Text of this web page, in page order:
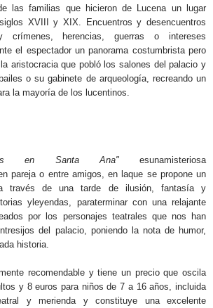
las familias que hicieron de Lucena un lugar
XVIII y XIX. Encuentros y desencuentros
crímenes, herencias, guerras o intereses
el espectador un panorama costumbrista pero
aristocracia que pobló los salones del palacio y
o su gabinete de arqueología, recreando un
la mayoría de los lucentinos.
en Santa Ana" esunamisteriosa
pareja o entre amigos, en laque se propone un
través de una tarde de ilusión, fantasía y
yleyendas, paraterminar con una relajante
por los personajes teatrales que nos han
del palacio, poniendo la nota de humor,
historia.
recomendable y tiene un precio que oscila
y 8 euros para niños de 7 a 16 años, incluida
y merienda y constituye una excelente